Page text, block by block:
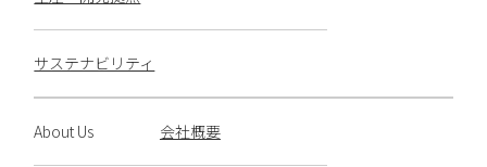
サステナビリティ
About Us 会社概要